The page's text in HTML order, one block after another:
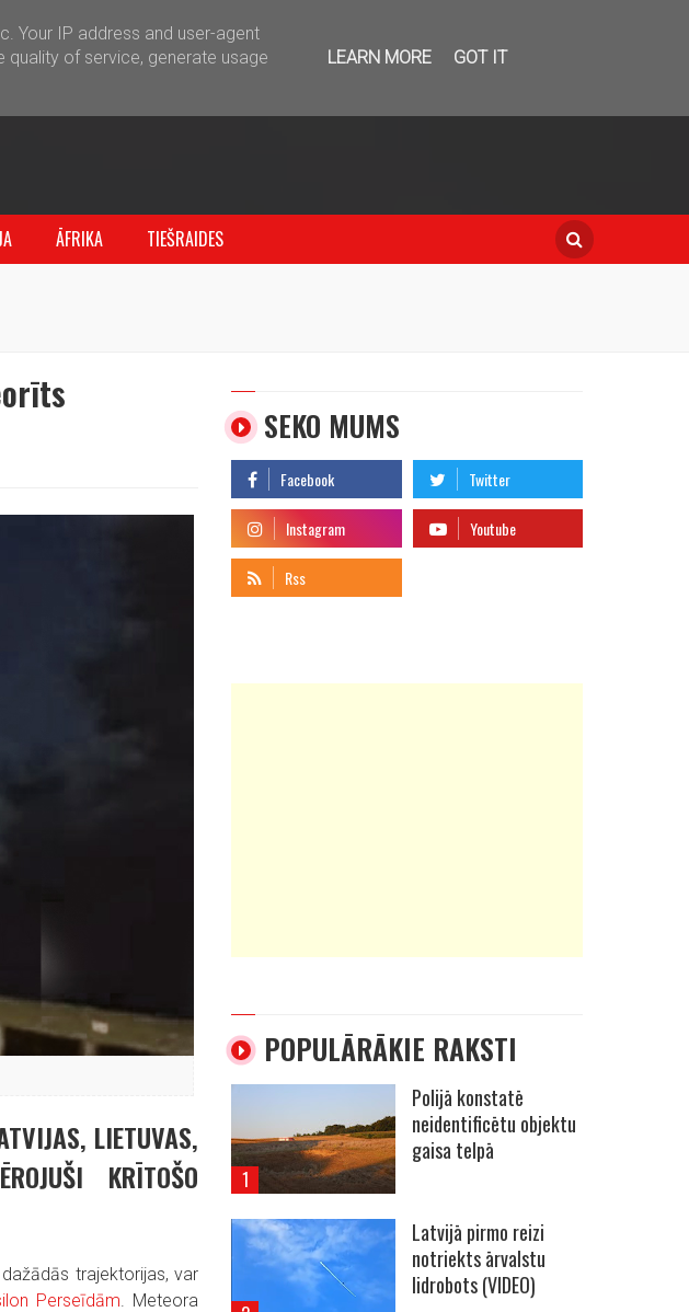
ĀFRIKA TIEŠRAIDES
LIETUVAS,
KRĪTOŠO
trajektorijas, var
Perseīdām. Meteora
SEKO MUMS
POPULĀRĀKIE RAKSTI
Polijā konstatē
neidentificētu objektu
gaisa telpā
Latvijā pirmo reizi
notriekts ārvalstu
lidrobots (VIDEO)
Your IP address and user-agent
of service, generate usage
LEARN MORE GOT IT